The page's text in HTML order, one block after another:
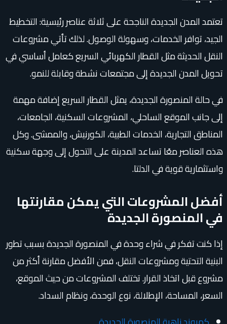
تعتمد المدن الجديدة الناجحة على ثلاثة عناصر رئيسية: التخطيط
الجيد، توافر الخدمات، وسهولة الوصول. لذلك تأتي مشروعات
النقل الحديثة مثل القطار الكهربائي السريع كعامل أساسي في
تحويل المدن الجديدة إلى مجتمعات نشطة وقابلة للنمو.
في حالة المنصورة الجديدة، يمثل القطار السريع إضافة مهمة
إلى جانب الموقع الساحلي، المشروعات السكنية، الجامعات،
المناطق التجارية، الخدمات الطبية، الكورنيش، والممشى. وكل
هذه العناصر معًا تساعد المدينة على التحول إلى وجهة سكنية
واستثمارية قوية في الدلتا.
أفضل المشروعات التي يمكن مقارنتها
في المنصورة الجديدة
إذا كنت تفكر في شراء وحدة في المنصورة الجديدة بسبب تطور
البنية التحتية ومشروعات النقل، فمن الأفضل مقارنة أكثر من
مشروع قبل اتخاذ القرار. تختلف المشروعات من حيث الموقع،
السعر، المساحة، الإطلالة، نوع الوحدة، ونظام السداد.